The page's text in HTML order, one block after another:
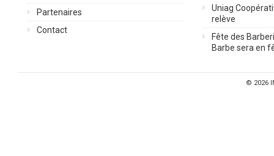
Partenaires
Contact
Uniag
relève
Fête des
Barbe sera en
© 2026